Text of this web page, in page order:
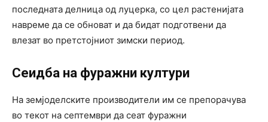
последната делница од луцерка, со цел растенијата
навреме да се обноват и да бидат подготвени да
влезат во претстојниот зимски период.
Сеидба на фуражни култури
На земјоделските производители им се препорачува
во текот на септември да сеат фуражни